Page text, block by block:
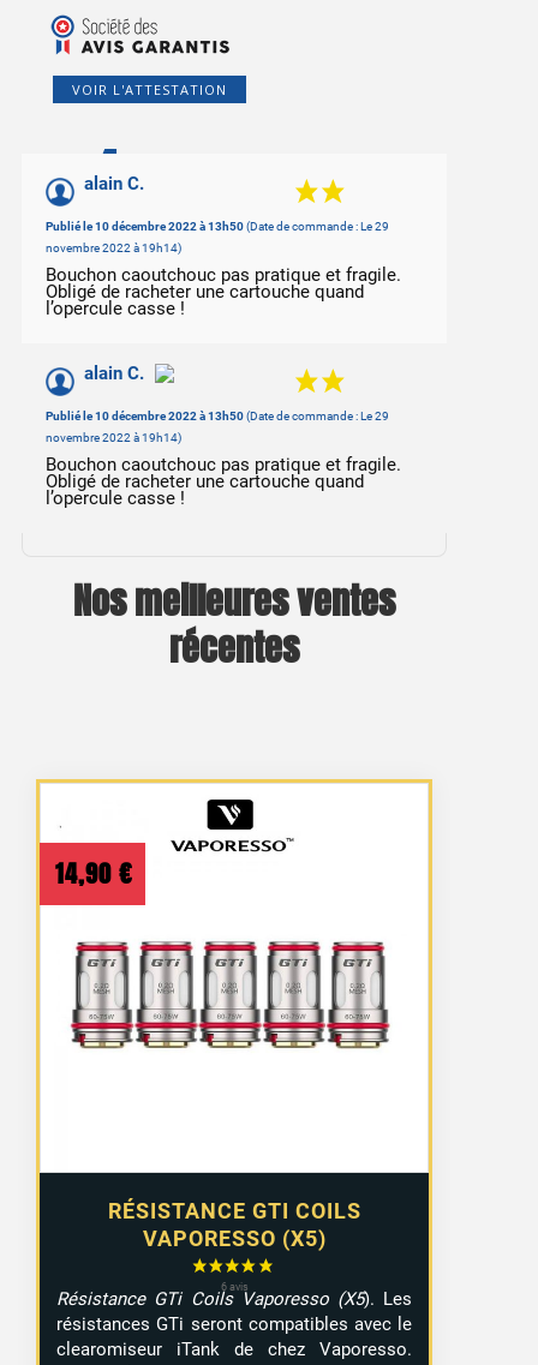
VOIR L'ATTESTATION
4/10
Basé sur 2 avis
alain C.
Publié le 10 décembre 2022 à 13h50(Date de commande : Le 29
novembre 2022 à 19h14)
Bouchon caoutchouc pas pratique et fragile.
Obligé de racheter une cartouche quand
l’opercule casse !
alain C.
Publié le 10 décembre 2022 à 13h50(Date de commande : Le 29
novembre 2022 à 19h14)
Bouchon caoutchouc pas pratique et fragile.
Obligé de racheter une cartouche quand
l’opercule casse !
Nos meilleures ventes
récentes
RÉSISTANCE GTI COILS
VAPORESSO (X5)
14,90 €
Résistance GTi Coils Vaporesso (X5). Les
résistances GTi seront compatibles avec le
clearomiseur iTank de chez Vaporesso.